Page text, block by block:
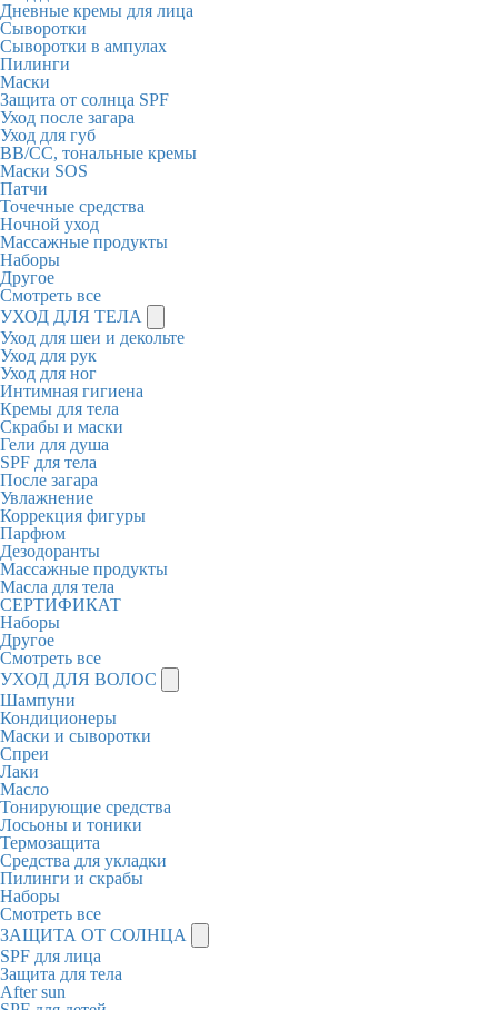
Дневные кремы для лица
Сыворотки
Сыворотки в ампулах
Пилинги
Маски
Защита от солнца SPF
Уход после загара
Уход для губ
BB/CC, тональные кремы
Маски SOS
Патчи
Точечные средства
Ночной уход
Массажные продукты
Наборы
Другое
Смотреть все
УХОД ДЛЯ ТЕЛА
Уход для шеи и декольте
Уход для рук
Уход для ног
Интимная гигиена
Кремы для тела
Скрабы и маски
Гели для душа
SPF для тела
После загара
Увлажнение
Коррекция фигуры
Парфюм
Дезодоранты
Массажные продукты
Масла для тела
СЕРТИФИКАТ
Наборы
Другое
Смотреть все
УХОД ДЛЯ ВОЛОС
Шампуни
Кондиционеры
Маски и сыворотки
Спреи
Лаки
Масло
Тонирующие средства
Лосьоны и тоники
Термозащита
Средства для укладки
Пилинги и скрабы
Наборы
Смотреть все
ЗАЩИТА ОТ СОЛНЦА
SPF для лица
Защита для тела
After sun